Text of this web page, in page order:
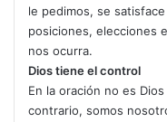
le pedimos, se
posiciones, elecciones
nos ocurra.
Dios tiene el control
En la oración no es
contrario, somos